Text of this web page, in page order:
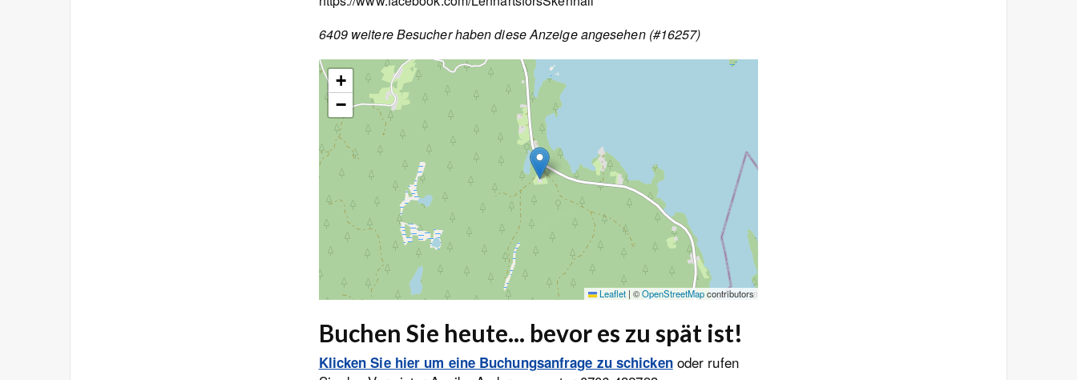
6409 weitere Besucher haben diese Anzeige angesehen (#16257)
+
−
Leaflet | ©OpenStreetMapcontributors
Buchen Sie heute... bevor es zu spät ist!
Klicken Sie hier um eine Buchungsanfrage zu schickenoder rufen